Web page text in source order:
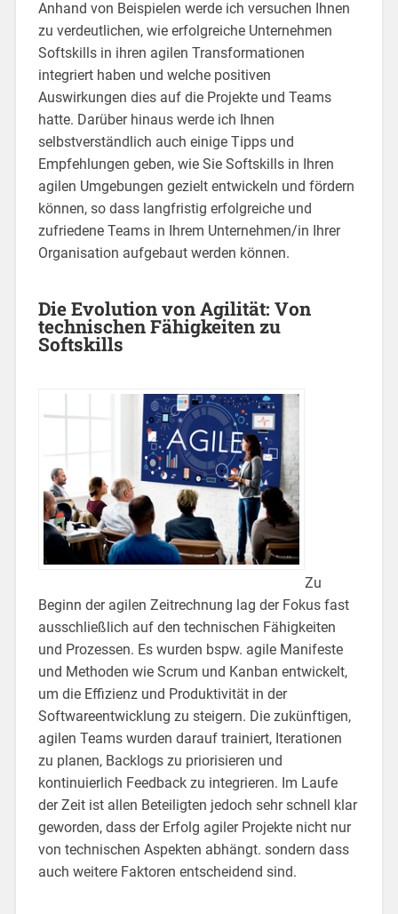
Anhand von Beispielen werde ich versuchen Ihnen
zu verdeutlichen, wie erfolgreiche Unternehmen
Softskills in ihren agilen Transformationen
integriert haben und welche positiven
Auswirkungen dies auf die Projekte und Teams
hatte. Darüber hinaus werde ich Ihnen
selbstverständlich auch einige Tipps und
Empfehlungen geben, wie Sie Softskills in Ihren
agilen Umgebungen gezielt entwickeln und fördern
können, so dass langfristig erfolgreiche und
zufriedene Teams in Ihrem Unternehmen/in Ihrer
Organisation aufgebaut werden können.
Die Evolution von Agilität: Von
technischen Fähigkeiten zu
Softskills
Zu
Beginn der agilen Zeitrechnung lag der Fokus fast
ausschließlich auf den technischen Fähigkeiten
und Prozessen. Es wurden bspw. agile Manifeste
und Methoden wie Scrum und Kanban entwickelt,
um die Effizienz und Produktivität in der
Softwareentwicklung zu steigern. Die zukünftigen,
agilen Teams wurden darauf trainiert, Iterationen
zu planen, Backlogs zu priorisieren und
kontinuierlich Feedback zu integrieren. Im Laufe
der Zeit ist allen Beteiligten jedoch sehr schnell klar
geworden, dass der Erfolg agiler Projekte nicht nur
von technischen Aspekten abhängt. sondern dass
auch weitere Faktoren entscheidend sind.